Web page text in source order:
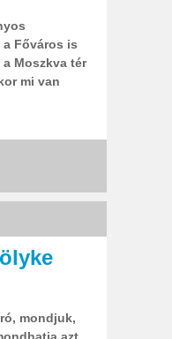
Főváros is
Moszkva tér
mi van
2012 08. 04.
mondjuk,